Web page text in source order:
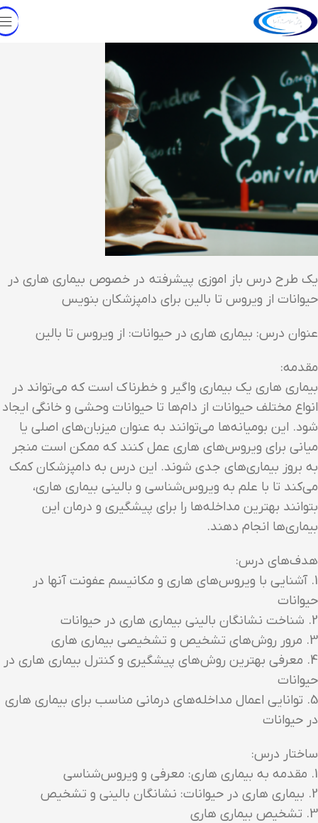
یک طرح درس باز اموزی پیشرفته در خصوص بیماری هاری در
حیوانات از ویروس تا بالین برای دامپزشکان بنویس
عنوان درس: بیماری هاری در حیوانات: از ویروس تا بالین
مقدمه:
بیماری هاری یک بیماری واگیر و خطرناک است که می‌تواند در
انواع مختلف حیوانات از دام‌ها تا حیوانات وحشی و خانگی ایجاد
شود. این بومیانه‌ها می‌توانند به عنوان میزبان‌های اصلی یا
میانی برای ویروس‌های هاری عمل کنند که ممکن است منجر
به بروز بیماری‌های جدی شوند. این درس به دامپزشکان کمک
می‌کند تا با علم به ویروس‌شناسی و بالینی بیماری هاری،
بتوانند بهترین مداخله‌ها را برای پیشگیری و درمان این
بیماری‌ها انجام دهند.
هدف‌های درس:
1. آشنایی با ویروس‌های هاری و مکانیسم عفونت آنها در
حیوانات
2. شناخت نشانگان بالینی بیماری هاری در حیوانات
3. مرور روش‌های تشخیص و تشخیصی بیماری هاری
4. معرفی بهترین روش‌های پیشگیری و کنترل بیماری هاری در
حیوانات
5. توانایی اعمال مداخله‌های درمانی مناسب برای بیماری هاری
در حیوانات
ساختار درس:
1. مقدمه به بیماری هاری: معرفی و ویروس‌شناسی
2. بیماری هاری در حیوانات: نشانگان بالینی و تشخیص
3. تشخیص بیماری هاری